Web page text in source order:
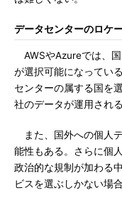
データセンターのロケ
AWSやAzureでは、
が選択可能になってい
センターの属する国を
社のデータが運用され
また、国外への個人
能性もある。さらに個
政治的な規制が加わる
ビスを選ぶしかない場